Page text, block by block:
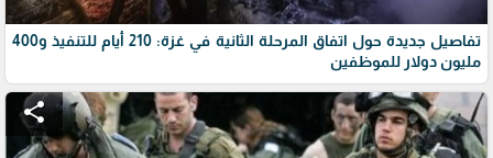
تفاصيل جديدة حول اتفاق المرحلة الثانية في غزة: 210 أيام للتنفيذ و400
مليون دولار للموظفين
share